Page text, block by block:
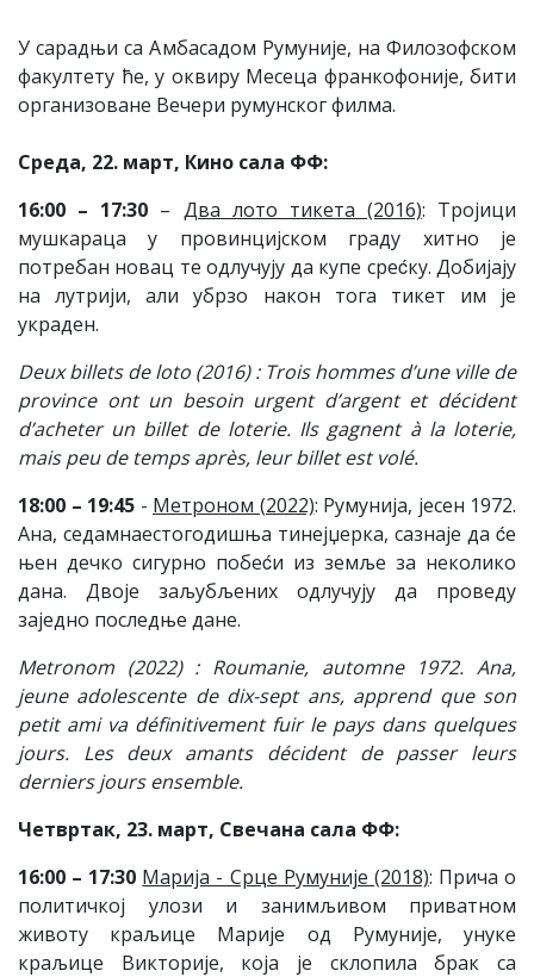
У сарадњи са Амбасадом Румуније, на Филозофском
факултету ће, у оквиру Месеца франкофоније, бити
организоване Вечери румунског филма.
Среда, 22. март, Кино сала ФФ:
16:00 – 17:30 – Два лото тикета (2016): Тројици
мушкараца у провинцијском граду хитно је
потребан новац те одлучују да купе среćку. Добијају
на лутрији, али убрзо након тога тикет им је
украден.
Deux billets de loto (2016) : Trois hommes d’une ville de
province ont un besoin urgent d’argent et décident
d’acheter un billet de loterie. Ils gagnent à la loterie,
mais peu de temps après, leur billet est volé.
18:00 – 19:45 - Метроном (2022): Румунија, јесен 1972.
Ана, седамнаестогодишња тинејџерка, сазнаје да ćе
њен дечко сигурно побеćи из земље за неколико
дана. Двоје заљубљених одлучују да проведу
заједно последње дане.
Metronom (2022) : Roumanie, automne 1972. Ana,
jeune adolescente de dix-sept ans, apprend que son
petit ami va définitivement fuir le pays dans quelques
jours. Les deux amants décident de passer leurs
derniers jours ensemble.
Четвртак, 23. март, Свечана сала ФФ:
16:00 – 17:30 Марија - Срце Румуније (2018): Прича о
политичкој улози и занимљивом приватном
животу краљице Марије од Румуније, унуке
краљице Викторије, која је склопила брак са